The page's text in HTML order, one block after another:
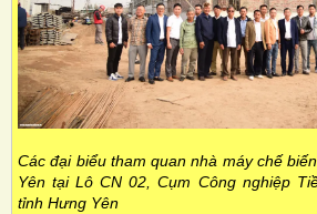
Các đại biểu tham quan nhà máy chế
Yên tại Lô CN 02, Cụm Công nghiệp
tỉnh Hưng Yên